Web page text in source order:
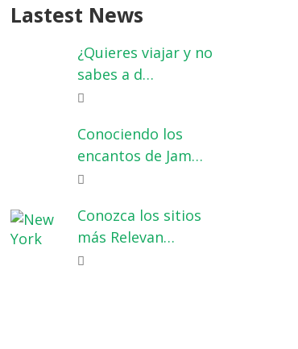
Lastest News
¿Quieres viajar y no
sabes a d…
Conociendo los
encantos de Jam…
Conozca los sitios
más Relevan…